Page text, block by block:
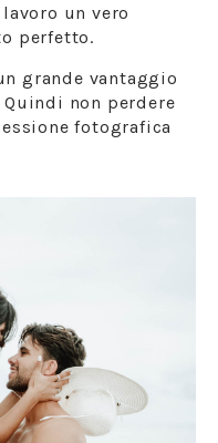
un vero
perfetto.
grande vantaggio
non perdere
fotografica